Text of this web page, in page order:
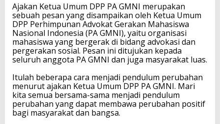
Ajakan Ketua Umum DPP PA GMNI merupakan
sebuah pesan yang disampaikan oleh Ketua Umum
DPP Perhimpunan Advokat Gerakan Mahasiswa
Nasional Indonesia (PA GMNI), yaitu organisasi
mahasiswa yang bergerak di bidang advokasi dan
pergerakan sosial. Pesan ini ditujukan kepada
seluruh anggota PA GMNI dan juga masyarakat luas.
Itulah beberapa cara menjadi pendulum perubahan
menurut ajakan Ketua Umum DPP PA GMNI. Mari
kita semua bersama-sama menjadi pendulum
perubahan yang dapat membawa perubahan positif
bagi masyarakat dan bangsa.